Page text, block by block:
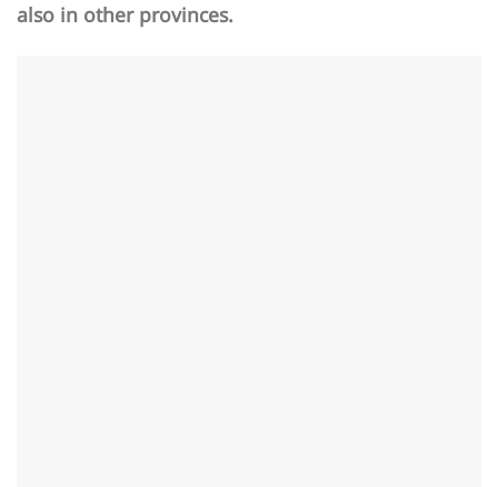
also in other provinces.